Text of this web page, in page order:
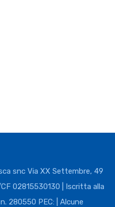
snc Via XX Settembre, 49
02815530130 | Iscritta alla
280550 PEC: | Alcune